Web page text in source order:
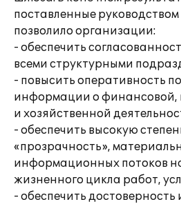
поставленные руководством
позволило организации:
- обеспечить
всеми структурными
- повысить оперативность
информации о финансовой,
и хозяйственной
- обеспечить высокую
«прозрачность»,
информационных потоков
жизненного цикла работ,
- обеспечить достоверность